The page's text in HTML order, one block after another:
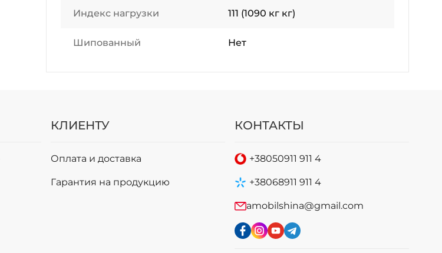
Индекс нагрузки 111 (1090 кг кг)
Шипованный Нет
КЛИЕНТУ
Оплата и доставка
Гарантия на продукцию
КОНТАКТЫ
+38050911 911 4
+38068911 911 4
amobilshina@gmail.com